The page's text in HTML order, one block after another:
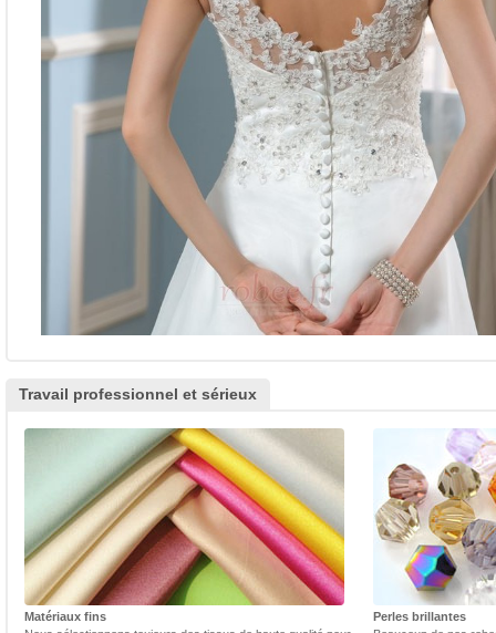
Travail professionnel et sérieux
Matériaux fins
Perles brillantes